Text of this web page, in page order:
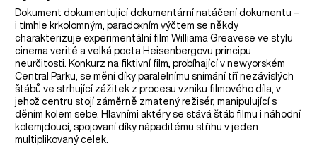
Dokument dokumentující dokumentární natáčení dokumentu –
i tímhle krkolomným, paradoxním výčtem se někdy
charakterizuje experimentální film Williama Greavese ve stylu
cinema verité a velká pocta Heisenbergovu principu
neurčitosti. Konkurz na fiktivní film, probíhající v newyorském
Central Parku, se mění díky paralelnímu snímání tří nezávislých
štábů ve strhující zážitek z procesu vzniku filmového díla, v
jehož centru stojí záměrně zmatený režisér, manipulující s
děním kolem sebe. Hlavními aktéry se stává štáb filmu i náhodní
kolemjdoucí, spojovaní díky nápaditému střihu v jeden
multiplikovaný celek.